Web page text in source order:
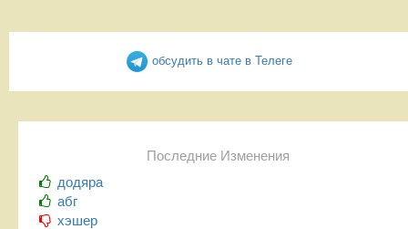
обсудить в чате в Телеге
Последние Изменения
додяра
абг
хэшер